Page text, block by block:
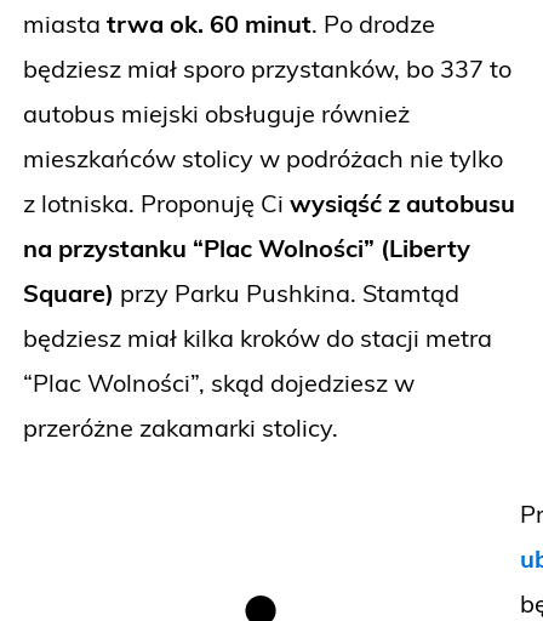
miasta trwa ok. 60 minut. Po drodze
będziesz miał sporo przystanków, bo 337 to
autobus miejski obsługuje również
mieszkańców stolicy w podróżach nie tylko
z lotniska. Proponuję Ci wysiąść z autobusu
na przystanku “Plac Wolności” (Liberty
Square) przy Parku Pushkina. Stamtąd
będziesz miał kilka kroków do stacji metra
“Plac Wolności”, skąd dojedziesz w
przeróżne zakamarki stolicy.